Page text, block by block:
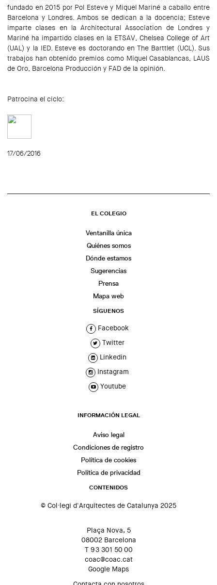
fundado en 2015 por Pol Esteve y Miquel Mariné a caballo entre
Barcelona y Londres. Ambos se dedican a la docencia; Esteve
imparte clases en la Architectural Association de Londres y
Mariné ha impartido clases en la ETSAV, Chelsea College of Art
(UAL) y la IED. Esteve es doctorando en The Barttlet (UCL). Sus
trabajos han obtenido premios como Miquel Casablancas, LAUS
de Oro, Barcelona Producción y FAD de la opinión.
Patrocina el ciclo:
17/06/2016
EL COLEGIO
Ventanilla única
Quiénes somos
Dónde estamos
Sugerencias
Prensa
Mapa web
SÍGUENOS
Facebook
Twitter
Linkedin
Instagram
Youtube
INFORMACIÓN LEGAL
Aviso legal
Condiciones de registro
Política de cookies
Política de privacidad
CONTENIDOS
© Col·legi d'Arquitectes de Catalunya 2025
Plaça Nova, 5
08002 Barcelona
T 93 301 50 00
coac@coac.cat
Google Maps